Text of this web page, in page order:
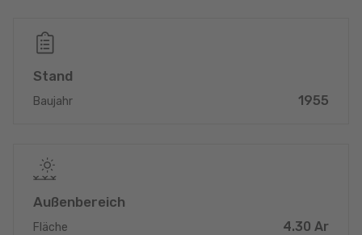
Dieses ehemalige Hotelgebäude bietet eine außergewöhnliche
Chance an einem der touristisch gefragtesten Standorte
substanziellen Gesamtfläche von ca. 430 m² auf einem
Flächenangebot – sowohl im Gebäude als auch im Außenbereich
– ist ideal, um zusätzliche Parkplätze, Außenterrassen oder
Stand
Baujahr 1955
Außenbereich
Fläche 4.30 Ar